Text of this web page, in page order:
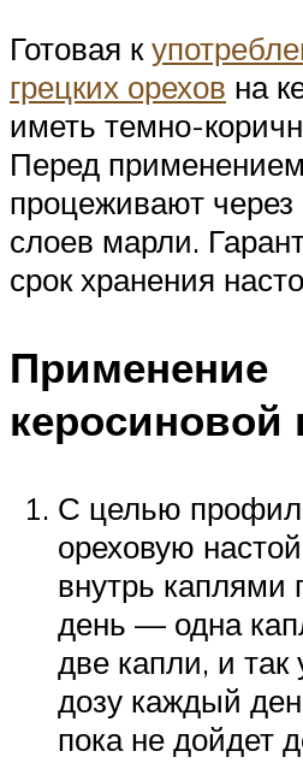
Готовая к
грецких орехов на
иметь темно-
Перед
процеживают через
слоев марли.
срок хранения
Применение
керосиновой
С целью
ореховую
внутрь каплями
день — одна
две капли, и так
дозу каждый
пока не дойдет